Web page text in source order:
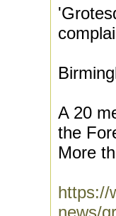
A 20
the
More
https://
news/